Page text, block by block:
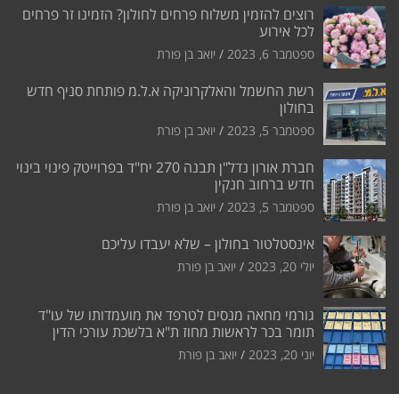
רוצים להזמין משלוח פרחים לחולון? הזמינו זר פרחים
לכל אירוע
ספטמבר 6, 2023 יואב בן פורת
רשת החשמל והאלקרוניקה א.ל.מ פותחת סניף חדש
בחולון
ספטמבר 5, 2023 יואב בן פורת
חברת אורון נדל"ן תבנה 270 יח"ד בפרוייטק פינוי בינוי
חדש ברחוב חנקין
ספטמבר 5, 2023 יואב בן פורת
אינסטלטור בחולון – שלא יעבדו עליכם
יולי 20, 2023 יואב בן פורת
גורמי מחאה מנסים לטרפד את מועמדותו של עו"ד
תומר בכר לראשות מחוז ת"א בלשכת עורכי הדין
יוני 20, 2023 יואב בן פורת